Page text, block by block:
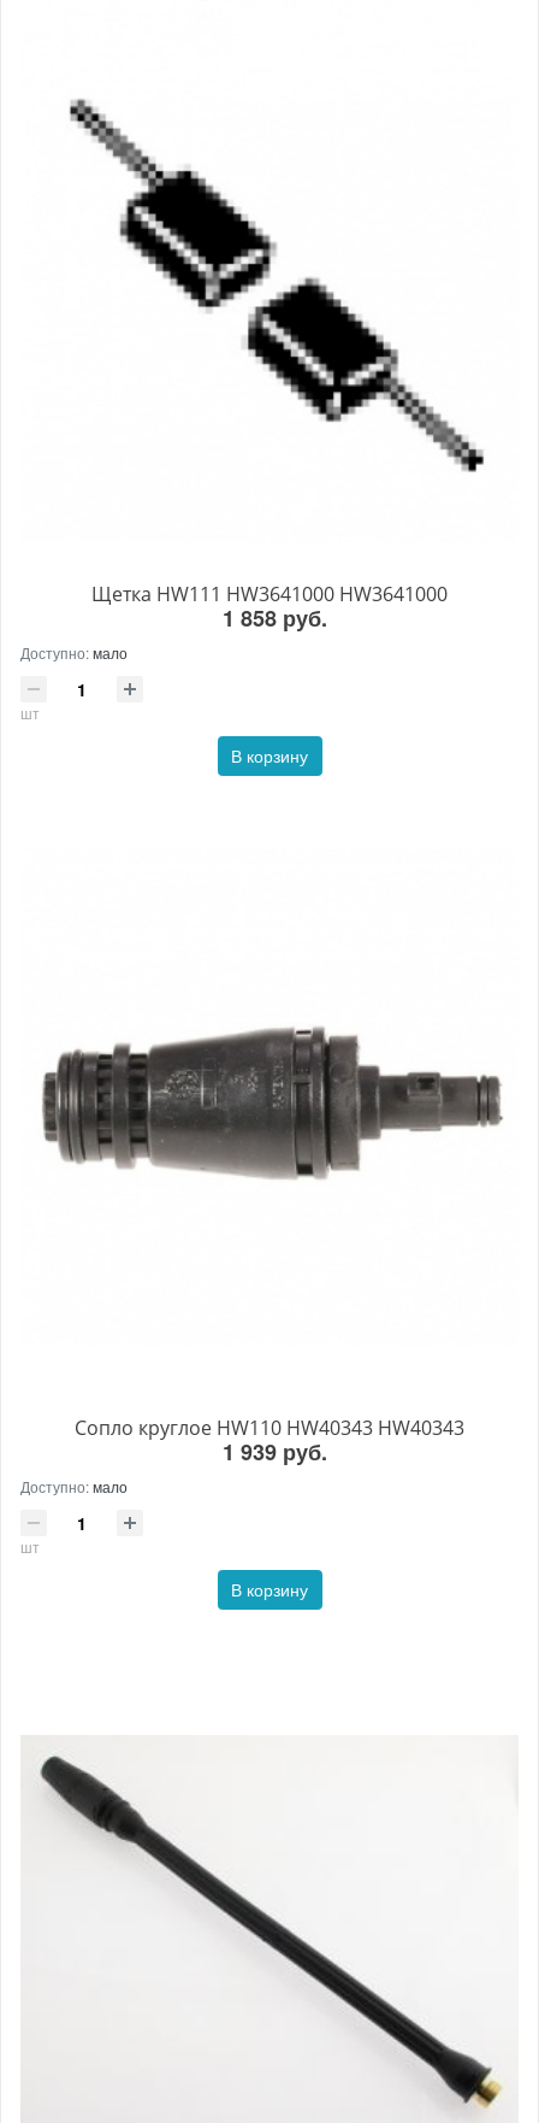
Щетка HW111 HW3641000 HW3641000
1 858 руб.
Доступно:мало
шт
В корзину
Сопло круглое HW110 HW40343 HW40343
1 939 руб.
Доступно:мало
шт
В корзину